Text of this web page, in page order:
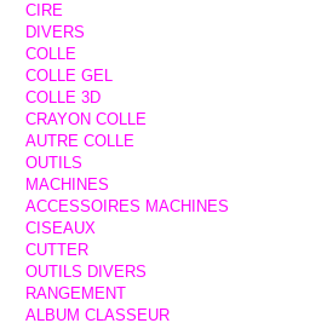
CIRE
DIVERS
COLLE
COLLE GEL
COLLE 3D
CRAYON COLLE
AUTRE COLLE
OUTILS
MACHINES
ACCESSOIRES MACHINES
CISEAUX
CUTTER
OUTILS DIVERS
RANGEMENT
ALBUM CLASSEUR